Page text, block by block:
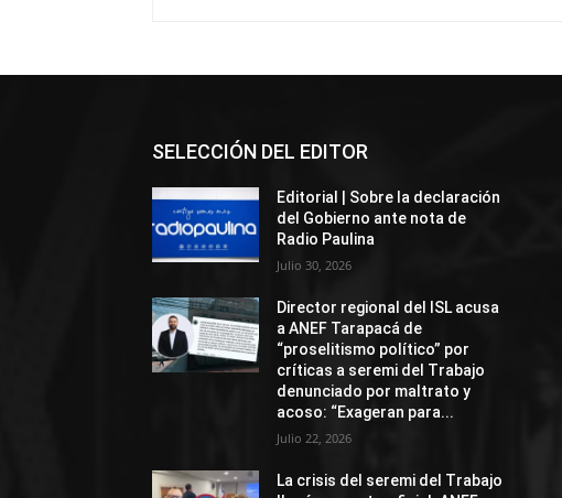
SELECCIÓN DEL EDITOR
Editorial | Sobre la declaración
del Gobierno ante nota de
Radio Paulina
Julio 30, 2026
Director regional del ISL acusa
a ANEF Tarapacá de
“proselitismo político” por
críticas a seremi del Trabajo
denunciado por maltrato y
acoso: “Exageran para...
Julio 22, 2026
La crisis del seremi del Trabajo